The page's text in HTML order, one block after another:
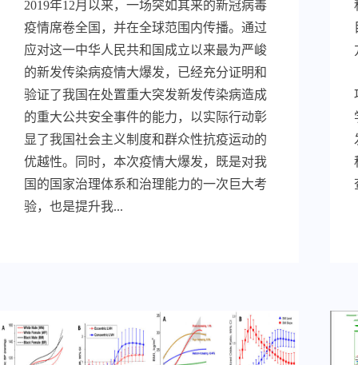
2019年12月以来，一场突如其来的新冠病毒
疫情席卷全国，并在全球范围内传播。通过
应对这一中华人民共和国成立以来最为严峻
的新发传染病疫情大爆发，已经充分证明和
验证了我国在处置重大突发新发传染病造成
的重大公共安全事件的能力，以实际行动彰
显了我国社会主义制度和群众性抗疫运动的
优越性。同时，本次疫情大爆发，既是对我
国的国家治理体系和治理能力的一次巨大考
验，也是提升我...